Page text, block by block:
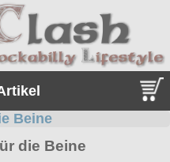
Beine
die Beine